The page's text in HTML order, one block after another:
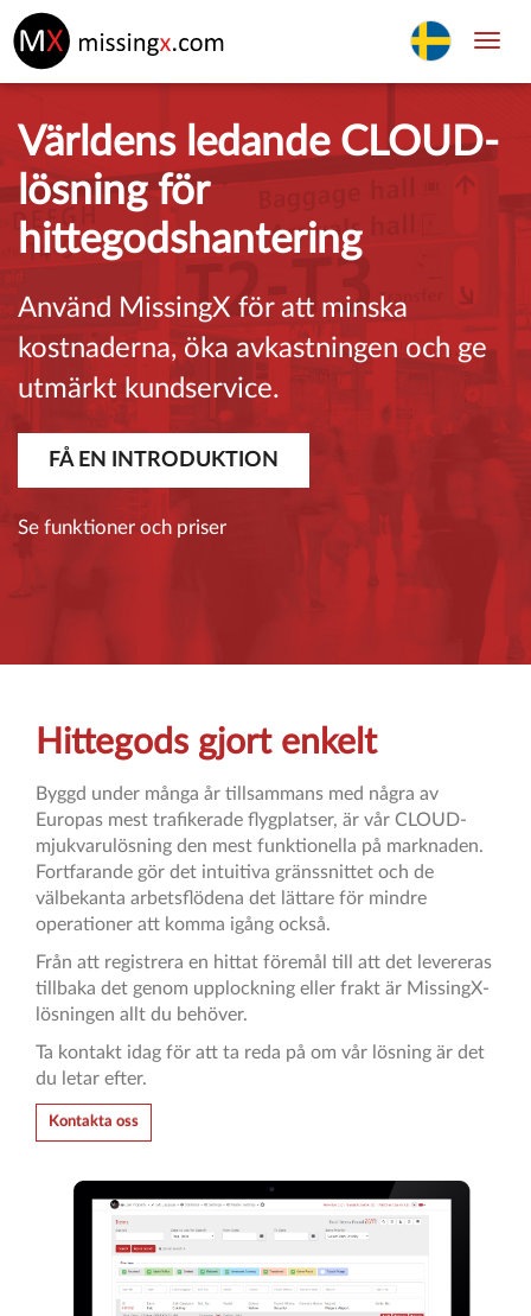
Världens ledande CLOUD-
lösning för
hittegodshantering
Använd MissingX för att minska
kostnaderna, öka avkastningen och ge
utmärkt kundservice.
FÅ EN INTRODUKTION
Se funktioner och priser
Hittegods gjort enkelt
Byggd under många år tillsammans med några av
Europas mest trafikerade flygplatser, är vår CLOUD-
mjukvarulösning den mest funktionella på marknaden.
Fortfarande gör det intuitiva gränssnittet och de
välbekanta arbetsflödena det lättare för mindre
operationer att komma igång också.
Från att registrera en hittat föremål till att det levereras
tillbaka det genom upplockning eller frakt är MissingX-
lösningen allt du behöver.
Ta kontakt idag för att ta reda på om vår lösning är det
du letar efter.
Kontakta oss